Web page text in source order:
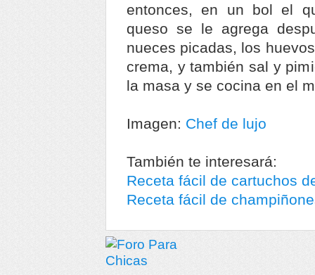
entonces, en un bol el
queso se le agrega
nueces picadas, los
crema, y también sal y
la masa y se cocina en el
Imagen: Chef de lujo
También te interesará:
Receta fácil de cartuchos
Receta fácil de